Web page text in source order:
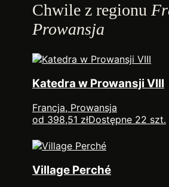
Chwile z regionu
Prowansja
Katedra w Prowansji VIII
Francja, Prowansja
od 398,51 złDostępne 22 szt.
Village Perché